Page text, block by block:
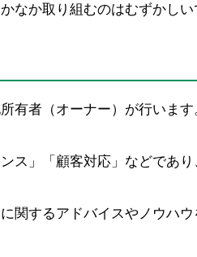
なか取り組むのはむずかしい
有者（オーナー）が行いま
ス」「顧客対応」などであ
関するアドバイスやノウハ